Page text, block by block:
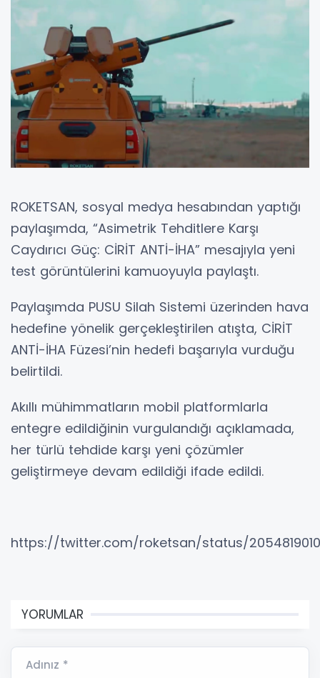
ROKETSAN, sosyal medya hesabından yaptığı
paylaşımda, “Asimetrik Tehditlere Karşı
Caydırıcı Güç: CİRİT ANTİ-İHA” mesajıyla yeni
test görüntülerini kamuoyuyla paylaştı.
Paylaşımda PUSU Silah Sistemi üzerinden hava
hedefine yönelik gerçekleştirilen atışta, CİRİT
ANTİ-İHA Füzesi’nin hedefi başarıyla vurduğu
belirtildi.
Akıllı mühimmatların mobil platformlarla
entegre edildiğinin vurgulandığı açıklamada,
her türlü tehdide karşı yeni çözümler
geliştirmeye devam edildiği ifade edildi.
https://twitter.com/roketsan/status/
YORUMLAR
Adınız *